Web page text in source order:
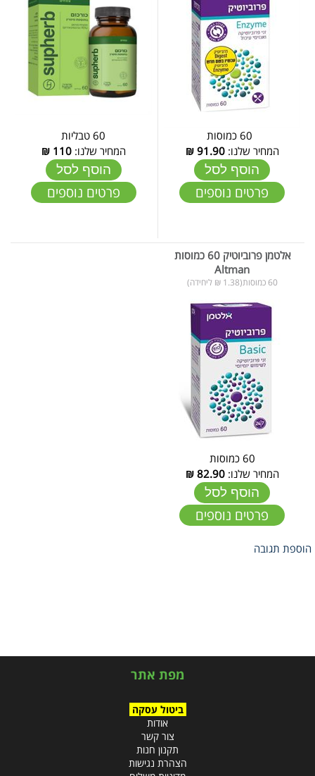
המחיר שלנו:91.90
₪
הוסף לסל
פרטים נוספים
60 טבליות
המחיר שלנו:110
₪
הוסף לסל
פרטים נוספים
אלטמן פרוביוטיק 60 כמוסות
Altman
60 כמוסות(1.38 ₪ ליחידה)
60 כמוסות
המחיר שלנו:82.90
₪
הוסף לסל
פרטים נוספים
הוספת תגובה
מפת אתר
ביטול עסקה
אודות
צור קשר
תקנון חנות
הצהרת נגישות